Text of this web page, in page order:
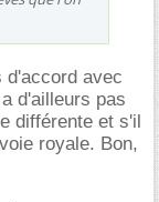
d'accord avec
d'ailleurs pas
différente et s'il
royale. Bon,